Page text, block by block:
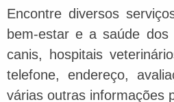
Encontre diversos
bem-estar e a saúde
canis, hospitais
telefone, endereço,
várias outras informações